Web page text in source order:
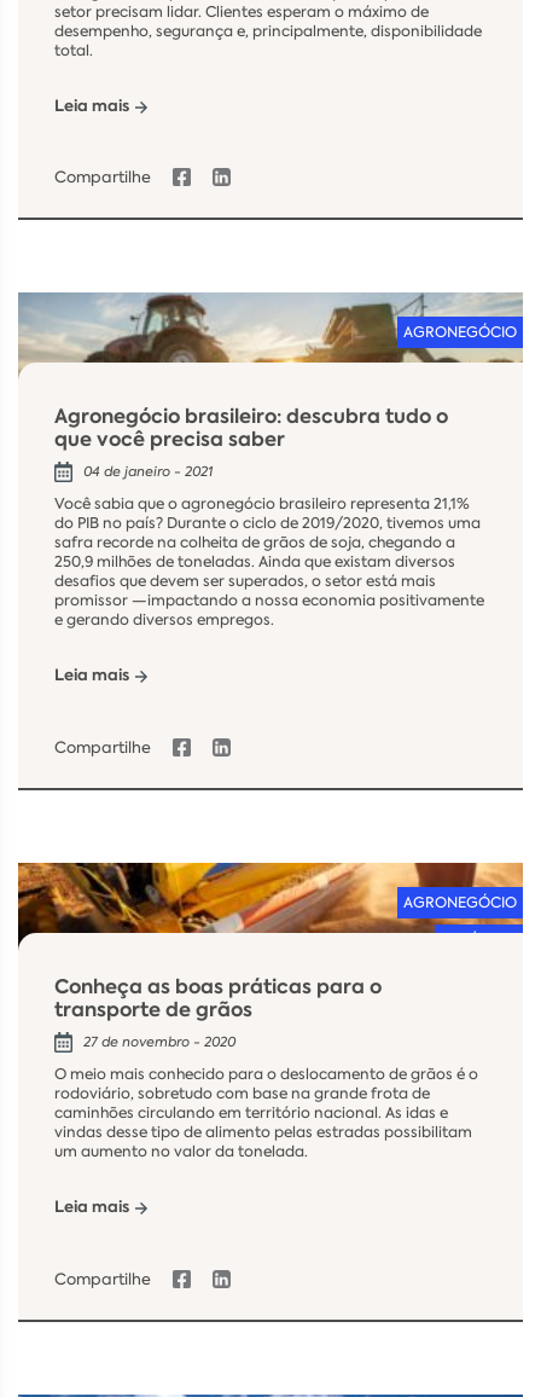
setor precisam lidar. Clientes esperam o máximo de
desempenho, segurança e, principalmente, disponibilidade
total.
Leia mais
Compartilhe
AGRONEGÓCIO
Agronegócio brasileiro: descubra tudo o
que você precisa saber
04 de janeiro - 2021
Você sabia que o agronegócio brasileiro representa 21,1%
do PIB no país? Durante o ciclo de 2019/2020, tivemos uma
safra recorde na colheita de grãos de soja, chegando a
250,9 milhões de toneladas. Ainda que existam diversos
desafios que devem ser superados, o setor está mais
promissor —impactando a nossa economia positivamente
e gerando diversos empregos.
Leia mais
Compartilhe
AGRONEGÓCIO
Conheça as boas práticas para o
transporte de grãos
27 de novembro - 2020
O meio mais conhecido para o deslocamento de grãos é o
rodoviário, sobretudo com base na grande frota de
caminhões circulando em território nacional. As idas e
vindas desse tipo de alimento pelas estradas possibilitam
um aumento no valor da tonelada.
Leia mais
Compartilhe